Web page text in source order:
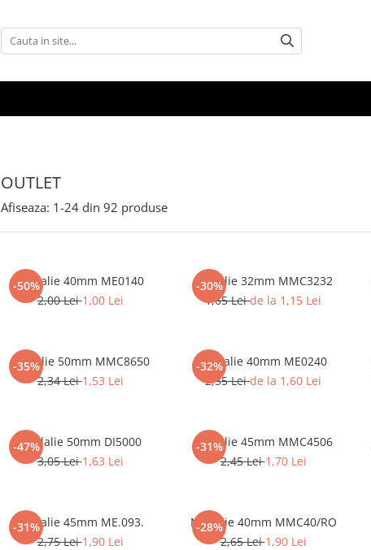
OUTLET
Afiseaza: 1-24 din 92 produse
-50%
Medalie 40mm ME0140
2,00 Lei1,00 Lei
-30%
Medalie 32mm MMC3232
1,65 Leide la 1,15 Lei
-35%
Medalie 50mm MMC8650
2,34 Lei1,53 Lei
-32%
Medalie 40mm ME0240
2,35 Leide la 1,60 Lei
-47%
Medalie 50mm DI5000
3,05 Lei1,63 Lei
-31%
Medalie 45mm MMC4506
2,45 Lei1,70 Lei
-31%
Medalie 45mm ME.093.
2,75 Lei1,90 Lei
-28%
Medalie 40mm MMC40/RO
2,65 Lei1,90 Lei